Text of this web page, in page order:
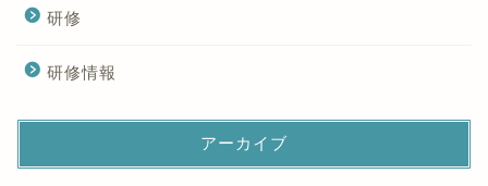
研修
研修情報
アーカイブ